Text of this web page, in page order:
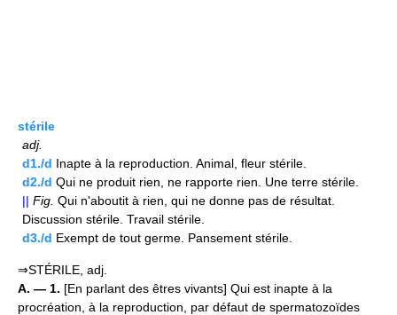
stérile
adj.
d1./d Inapte à la reproduction. Animal, fleur stérile.
d2./d Qui ne produit rien, ne rapporte rien. Une terre stérile.
|| Fig. Qui n'aboutit à rien, qui ne donne pas de résultat.
Discussion stérile. Travail stérile.
d3./d Exempt de tout germe. Pansement stérile.
⇒STÉRILE, adj.
A. — 1. [En parlant des êtres vivants] Qui est inapte à la
procréation, à la reproduction, par défaut de spermatozoïdes